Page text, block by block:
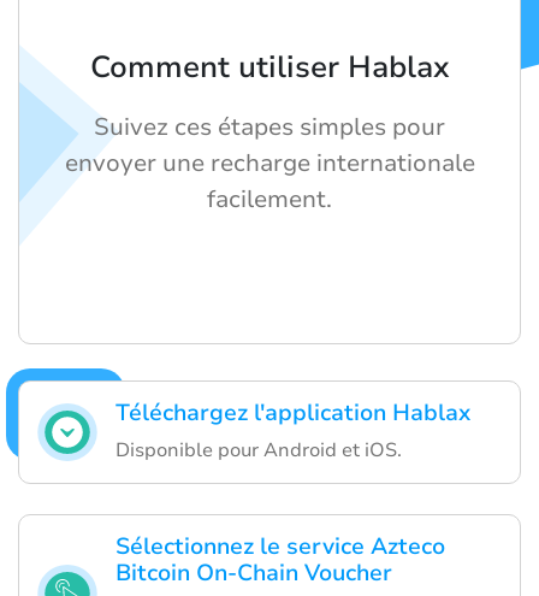
Téléchargez l'application Hablax
Disponible pour Android et iOS.
Sélectionnez le service Azteco
Bitcoin On-Chain Voucher
Comment utiliser Hablax
Suivez ces étapes simples pour
envoyer une recharge internationale
facilement.